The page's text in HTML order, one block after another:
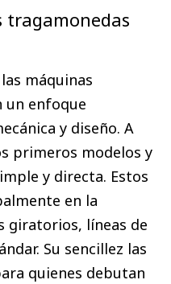
tragamonedas
máquinas
un enfoque
y diseño. A
primeros modelos y
y directa. Estos
en la
giratorios, líneas de
Su sencillez las
quienes debutan